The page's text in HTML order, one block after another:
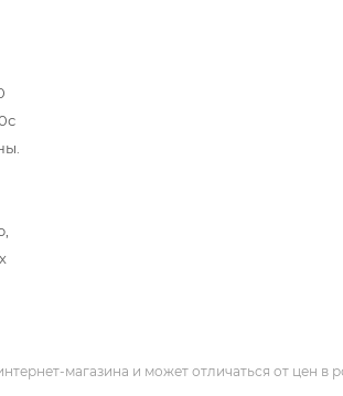
магазина и может отличаться от цен в